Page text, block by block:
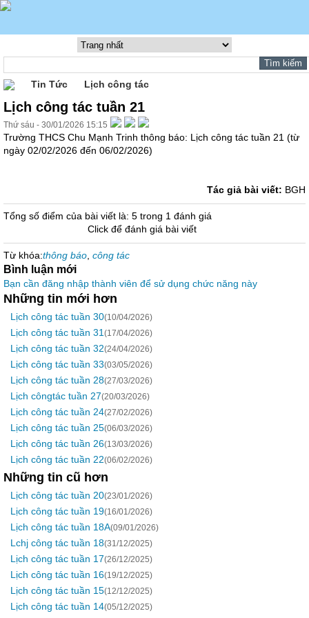
Tin Tức Lịch công tác
Lịch công tác tuần 21
Thứ sáu - 30/01/2026 15:15
Trường THCS Chu Mạnh Trinh thông báo: Lịch công tác tuần 21 (từ
ngày 02/02/2026 đến 06/02/2026)
Tác giả bài viết: BGH
Tổng số điểm của bài viết là: 5 trong 1 đánh giá
Click để đánh giá bài viết
Từ khóa:thông báo công tác
Bình luận mới
Bạn cần đăng nhập thành viên để sử dụng chức năng này
Những tin mới hơn
Lịch công tác tuần 30(10/04/2026)
Lịch công tác tuần 31 (17/04/2026)
Lịch công tác tuần 32(24/04/2026)
Lịch công tác tuần 33(03/05/2026)
Lịch công tác tuần 28(27/03/2026)
Lịch côngtác tuần 27(20/03/2026)
Lịch công tác tuần 24(27/02/2026)
Lịch công tác tuần 25(06/03/2026)
Lịch công tác tuần 26(13/03/2026)
Lịch công tác tuần 22(06/02/2026)
Những tin cũ hơn
Lịch công tác tuần 20(23/01/2026)
Lịch công tác tuần 19(16/01/2026)
Lịch công tác tuần 18A(09/01/2026)
Lchj công tác tuần 18(31/12/2025)
Lịch công tác tuần 17(26/12/2025)
Lịch công tác tuần 16(19/12/2025)
Lịch công tác tuần 15(12/12/2025)
Lịch công tác tuần 14(05/12/2025)